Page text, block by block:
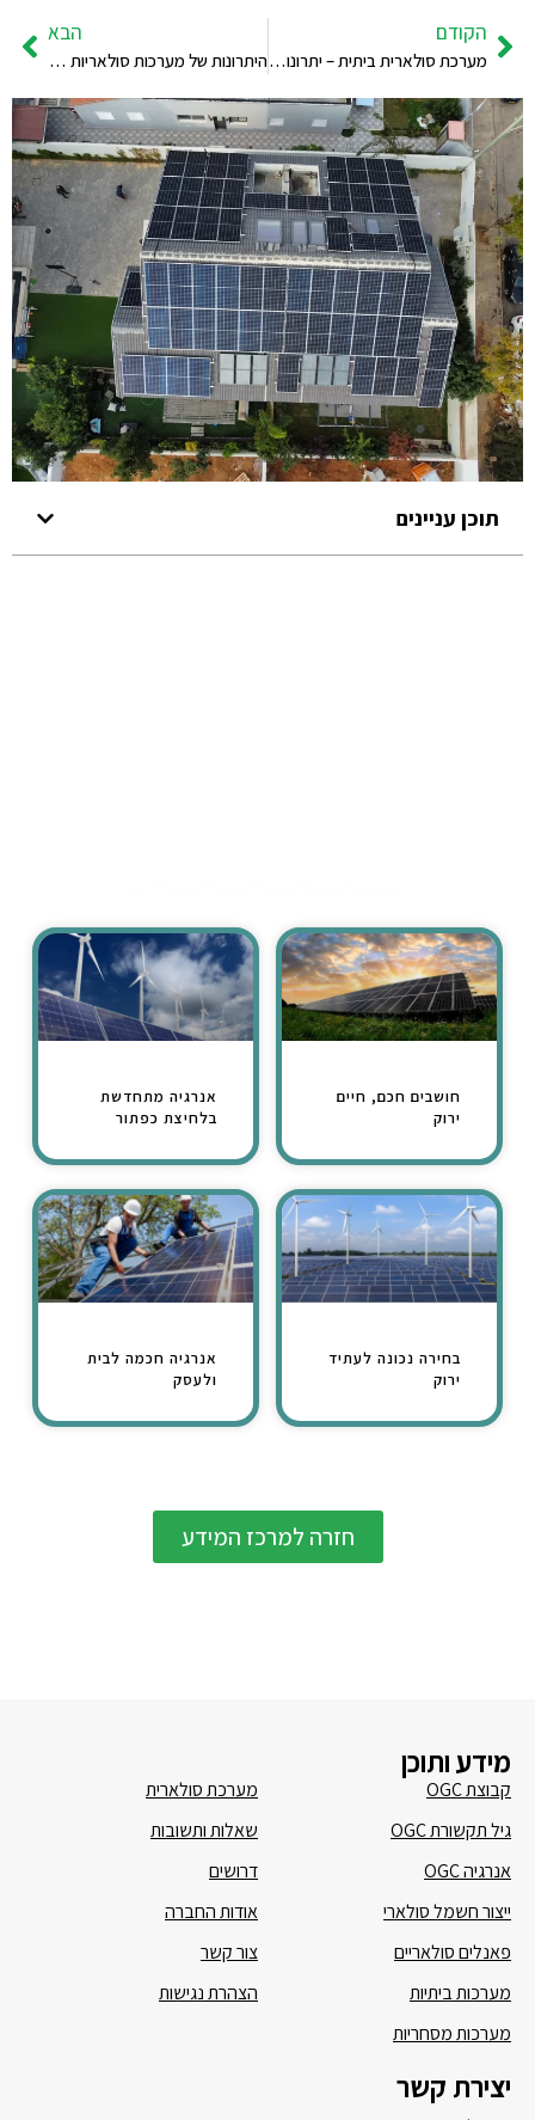
תוכן עניינים
הקודם
מערכת סולארית ביתית – יתרונות וחסרונות
הבא
היתרונות של מערכות סולאריות ביתיות
חושבים חכם, חיים
ירוק
אנרגיה מתחדשת
בלחיצת כפתור
בחירה נכונה לעתיד
ירוק
אנרגיה חכמה לבית
ולעסק
חזרה למרכז המידע
מידע ותוכן
קבוצת OGC
גיל תקשורת OGC
אנרגיה OGC
ייצור חשמל סולארי
פאנלים סולאריים
מערכות ביתיות
מערכות מסחריות
מערכת סולארית
שאלות ותשובות
דרושים
אודות החברה
צור קשר
הצהרת נגישות
יצירת קשר